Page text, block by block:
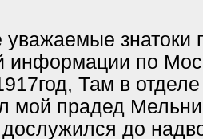
уважаемые знатоки
по
Там в
мой прадед
до